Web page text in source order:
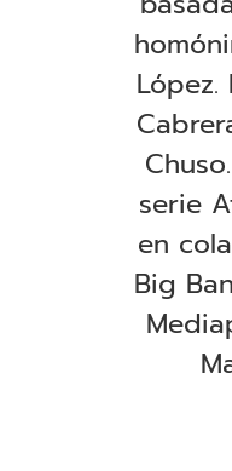
López.
serie
en
Big